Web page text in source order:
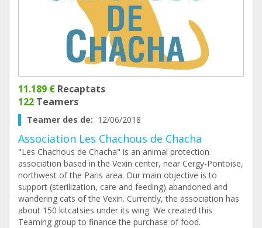
11.189 € Recaptats
122 Teamers
Teamer des de: 12/06/2018
Association Les Chachous de Chacha
"Les Chachous de Chacha" is an animal protection
association based in the Vexin center, near Cergy-Pontoise,
northwest of the Paris area. Our main objective is to
support (sterilization, care and feeding) abandoned and
wandering cats of the Vexin. Currently, the association has
about 150 kitcatsies under its wing. We created this
Teaming group to finance the purchase of food.